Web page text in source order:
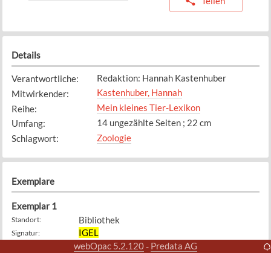
Details
Verantwortliche:
Redaktion: Hannah Kastenhuber
Mitwirkender:
Kastenhuber, Hannah
Reihe:
Mein kleines Tier-Lexikon
Umfang:
14 ungezählte Seiten ; 22 cm
Schlagwort: Zoologie
Exemplare
Exemplar 1
Standort: Bibliothek
Signatur: IGEL
21.2.2023
webOpac 5.2.120- Predata AG